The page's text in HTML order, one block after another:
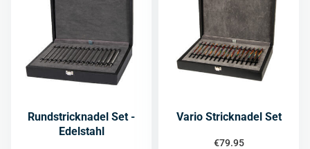
Rundstricknadel Set -
Edelstahl
Vario Stricknadel Set
€79.95